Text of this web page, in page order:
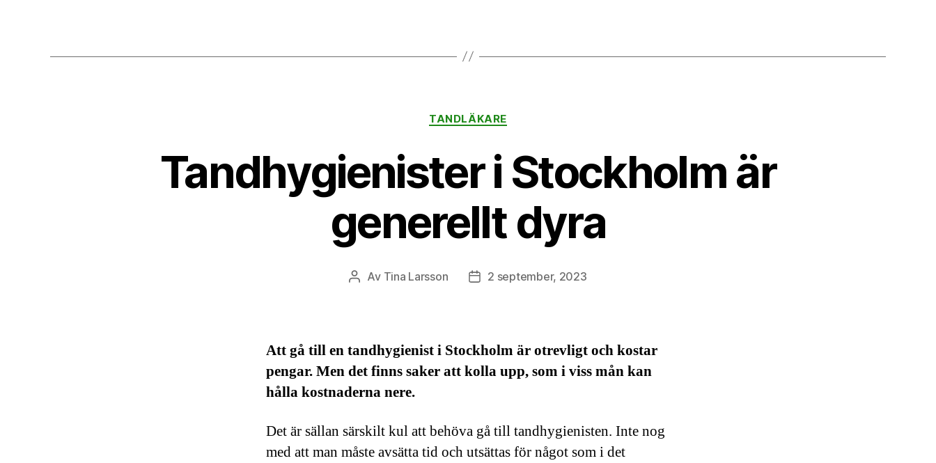
Kategorier
TANDLÄKARE
Tandhygienister i Stockholm är
generellt dyra
Inläggsförfattare
Av Tina Larsson Inläggsdatum
2 september, 2023
Att gå till en tandhygienist i Stockholm är otrevligt och kostar
pengar. Men det finns saker att kolla upp, som i viss mån kan
hålla kostnaderna nere.
Det är sällan särskilt kul att behöva gå till tandhygienisten. Inte nog
med att man måste avsätta tid och utsättas för något som i det